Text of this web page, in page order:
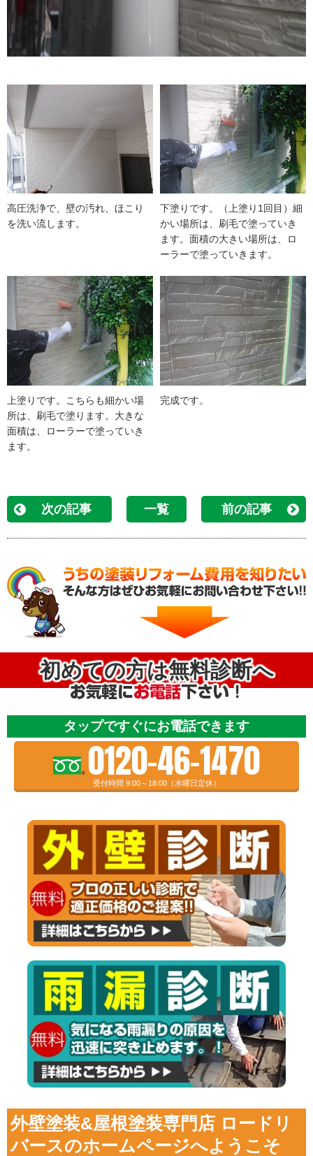
高圧洗浄で、壁の汚れ、ほこり
を洗い流します。
下塗りです。（上塗り1回目）細
かい場所は、刷毛で塗っていき
ます。面積の大きい場所は、ロ
ーラーで塗っていきます。
上塗りです。こちらも細かい場
所は、刷毛で塗ります。大きな
面積は、ローラーで塗っていき
ます。
完成です。
次の記事 一覧 前の記事
初めての方は無料診断へ
タップですぐにお電話できます
0120-46-1470
受付時間 9:00～18:00（水曜日定休）
外壁塗装&屋根塗装専門店 ロードリ
バースのホームページへようこそ